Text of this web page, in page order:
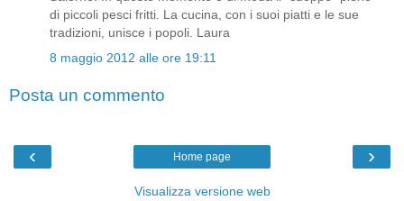
di piccoli pesci fritti. La cucina, con i suoi piatti e le sue
tradizioni, unisce i popoli. Laura
8 maggio 2012 alle ore 19:11
Posta un commento
‹ ›
Home page
Visualizza versione web